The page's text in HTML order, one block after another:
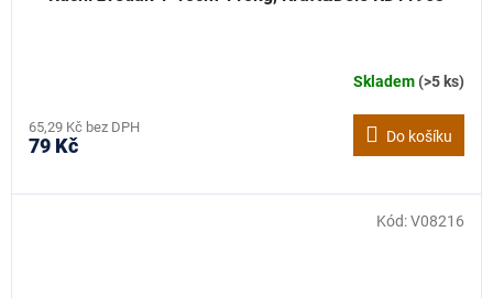
Skladem(>5 ks)
65,29 Kč bez DPH
79 Kč Do košíku
Kód:V08216